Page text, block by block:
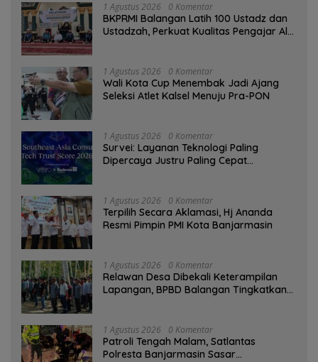
1 Agustus 2026 0 Komentar
BKPRMI Balangan Latih 100 Ustadz dan
Ustadzah, Perkuat Kualitas Pengajar Al-
1 Agustus 2026 0 Komentar
Wali Kota Cup Menembak Jadi Ajang
Seleksi Atlet Kalsel Menuju Pra-PON
1 Agustus 2026 0 Komentar
Survei: Layanan Teknologi Paling
Dipercaya Justru Paling Cepat
1 Agustus 2026 0 Komentar
‎Terpilih Secara Aklamasi, Hj Ananda
Resmi Pimpin PMI Kota Banjarmasin
1 Agustus 2026 0 Komentar
Relawan Desa Dibekali Keterampilan
Lapangan, BPBD Balangan Tingkatkan
1 Agustus 2026 0 Komentar
Patroli Tengah Malam, Satlantas
Polresta Banjarmasin Sasar